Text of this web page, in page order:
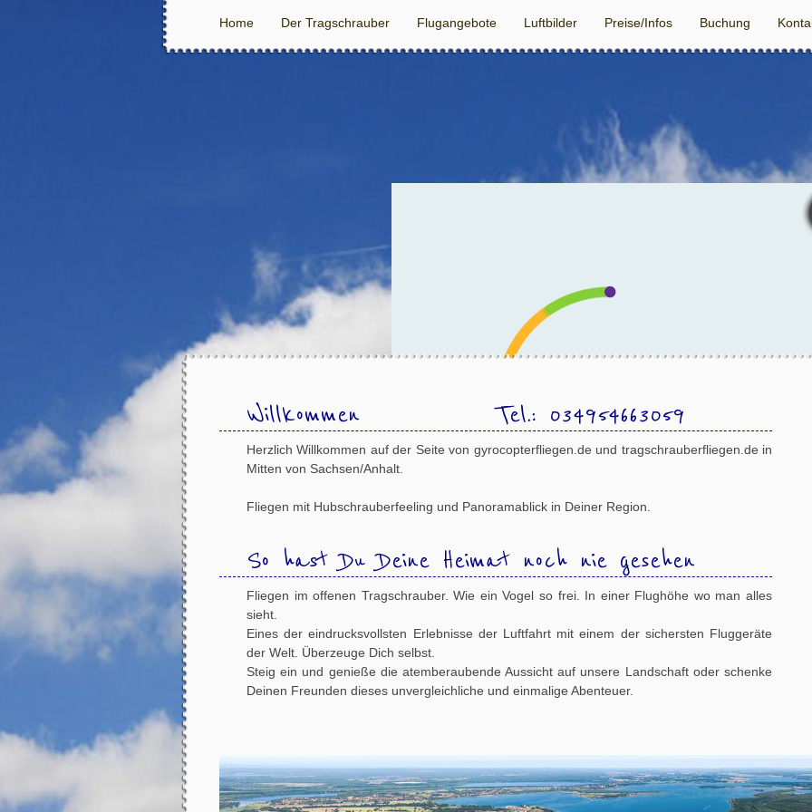
Home Der Tragschrauber Flugangebote Luftbilder Preise/Infos Buchung
2 5 6 7
Willkommen Tel.: 034954663059
Herzlich Willkommen auf der Seite von gyrocopterfliegen.de und tragschrauberfliegen.de in
Mitten von Sachsen/Anhalt.
Fliegen mit Hubschrauberfeeling und Panoramablick in Deiner Region.
So hast Du Deine Heimat noch nie gesehen
Fliegen im offenen Tragschrauber. Wie ein Vogel so frei. In einer Flughöhe wo man alles
sieht.
Eines der eindrucksvollsten Erlebnisse der Luftfahrt mit einem der sichersten Fluggeräte
der Welt. Überzeuge Dich selbst.
Steig ein und genieße die atemberaubende Aussicht auf unsere Landschaft oder schenke
Deinen Freunden dieses unvergleichliche und einmalige Abenteuer.